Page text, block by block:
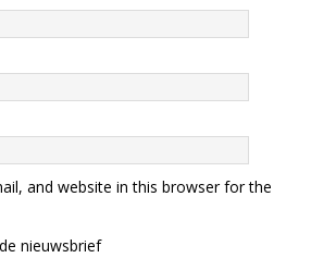
and website in this browser for the
nieuwsbrief